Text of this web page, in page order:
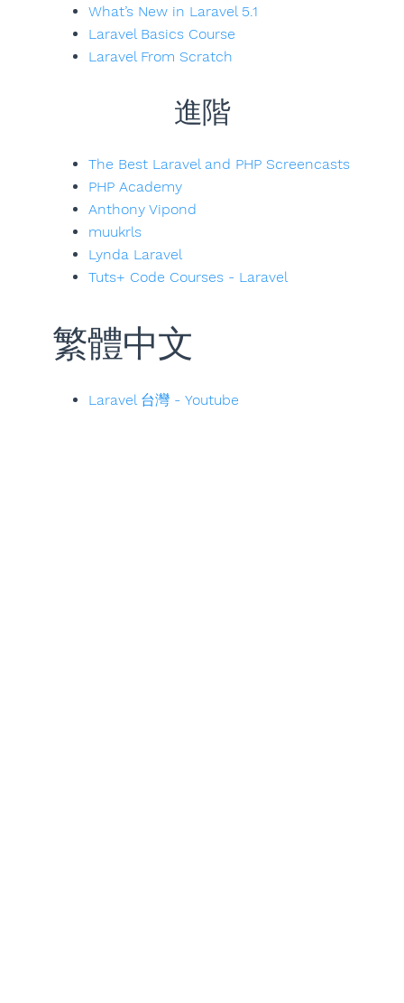
What’s New in Laravel 5.1
Laravel Basics Course
Laravel From Scratch
進階
The Best Laravel and PHP Screencasts
PHP Academy
Anthony Vipond
muukrls
Lynda Laravel
Tuts+ Code Courses - Laravel
繁體中文
Laravel 台灣 - Youtube